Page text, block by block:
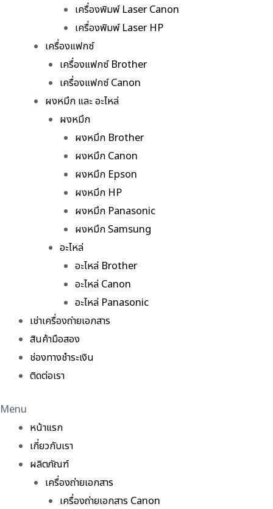
เครื่องพิมพ์ Laser Canon
เครื่องพิมพ์ Laser HP
เครื่องแฟกซ์
เครื่องแฟกซ์ Brother
เครื่องแฟกซ์ Canon
ผงหมึก และ อะไหล่
ผงหมึก
ผงหมึก Brother
ผงหมึก Canon
ผงหมึก Epson
ผงหมึก HP
ผงหมึก Panasonic
ผงหมึก Samsung
อะไหล่
อะไหล่ Brother
อะไหล่ Canon
อะไหล่ Panasonic
เช่าเครื่องถ่ายเอกสาร
สินค้ามือสอง
ช่องทางชำระเงิน
ติดต่อเรา
Menu
หน้าแรก
เกี่ยวกับเรา
ผลิตภัณฑ์
เครื่องถ่ายเอกสาร
เครื่องถ่ายเอกสาร Canon